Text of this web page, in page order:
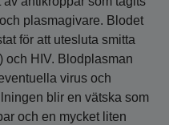
plasmagivare. Blodet
för att utesluta smitta
och HIV. Blodplasman
virus och
blir en vätska som
och en mycket liten